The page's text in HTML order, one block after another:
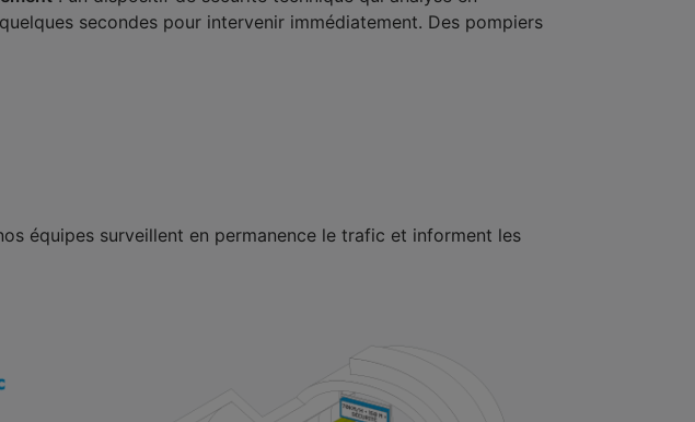
secondes pour intervenir immédiatement. Des pompiers
équipes surveillent en permanence le trafic et informent les